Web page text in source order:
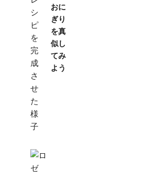
おに
ぎり
を真
似し
てみ
よう